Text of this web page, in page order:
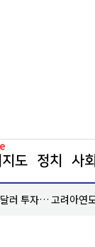
도 정치 사
러 투자… 고려아연